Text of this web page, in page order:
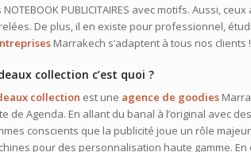
NOTEBOOK PUBLICITAIRES avec motifs. Aussi,
De plus, il en existe pour professionnel,
Marrakech s’adaptent à tous nos clients !
collection c’est quoi ?
collection est une agence de goodies
de Agenda. En allant du banal à l’original avec
conscients que la publicité joue un rôle
pour des personnalisation haute gamme.